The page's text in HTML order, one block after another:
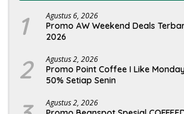
1 Agustus 6, 2026
Promo AW Weekend Deals
2026
2 Agustus 2, 2026
Promo Point Coffee I Like
50% Setiap Senin
Agustus 2, 2026